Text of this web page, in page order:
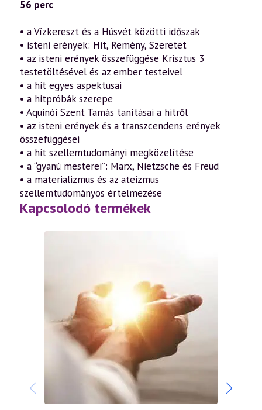
56 perc
• a Vízkereszt és a Húsvét közötti időszak
• isteni erények: Hit, Remény, Szeretet
• az isteni erények összefüggése Krisztus 3
testetöltésével és az ember testeivel
• a hit egyes aspektusai
• a hitpróbák szerepe
• Aquinói Szent Tamás tanításai a hitről
• az isteni erények és a transzcendens erények
összefüggései
• a hit szellemtudományi megközelítése
• a “gyanú mesterei”: Marx, Nietzsche és Freud
• a materializmus és az ateizmus
szellemtudományos értelmezése
Kapcsolodó termékek